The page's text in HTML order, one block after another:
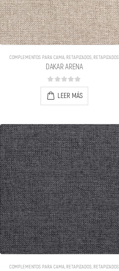
COMPLEMENTOS PARA CAMA,RETAPIZADOS,RETAPIZADOS
DAKAR ARENA
0out of 5
LEER MÁS
COMPLEMENTOS PARA CAMA,RETAPIZADOS,RETAPIZADOS